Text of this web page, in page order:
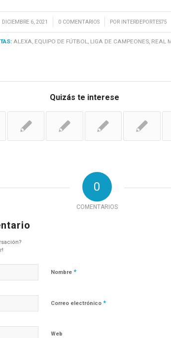
DICIEMBRE 6, 2021
/ 0 COMENTARIOS
/ POR INTERDEPORTES75
ALEXA, EQUIPO DE FÚTBOL, LIGA DE CAMPEONES, REAL
Quizás te interese
0
COMENTARIOS
Nombre *
Correo electrónico *
Web